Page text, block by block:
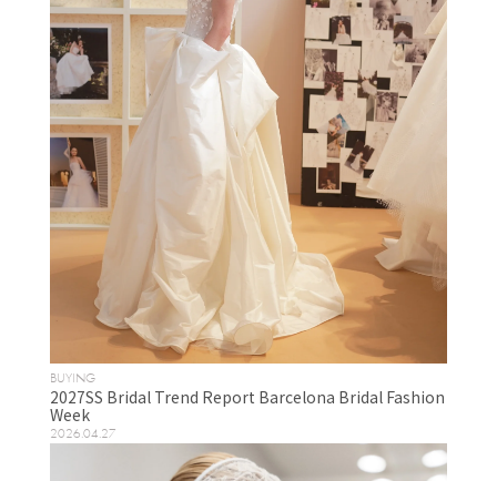
BUYING
2027SS Bridal Trend Report Barcelona Bridal Fashion
Week
2026.04.27